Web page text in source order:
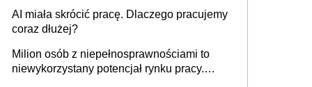
Ustaw
AI miała skrócić pracę. Dlaczego pracujemy
coraz dłużej?
Milion osób z niepełnosprawnościami to
niewykorzystany potencjał rynku pracy.